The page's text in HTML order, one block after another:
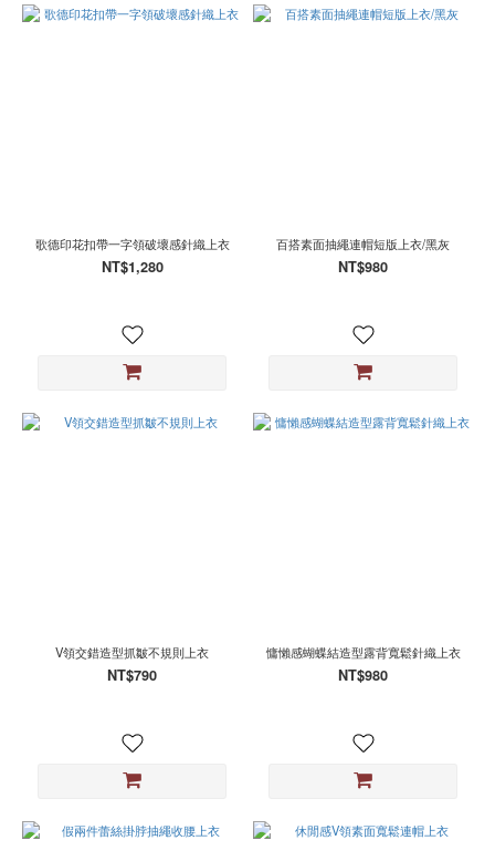
歌德印花扣帶一字領破壞感針織上衣
NT$1,280
百搭素面抽繩連帽短版上衣/黑灰
NT$980
V領交錯造型抓皺不規則上衣
NT$790
慵懶感蝴蝶結造型露背寬鬆針織上衣
NT$980